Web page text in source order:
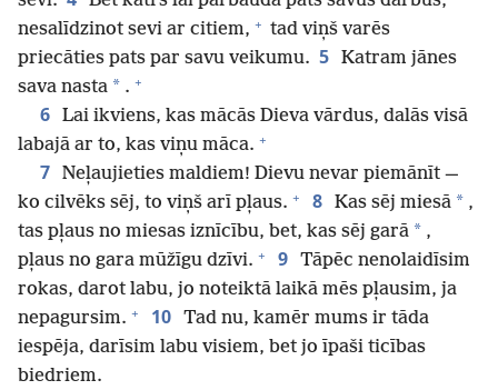
nesalīdzinot sevi ar citiem, + tad viņš varēs
priecāties pats par savu veikumu. 5 Katram jānes
sava nasta * . +
6 Lai ikviens, kas mācās Dieva vārdus, dalās visā
labajā ar to, kas viņu māca. +
7 Neļaujieties maldiem! Dievu nevar piemānīt —
ko cilvēks sēj, to viņš arī pļaus. + 8 Kas sēj miesā * ,
tas pļaus no miesas iznīcību, bet, kas sēj garā * ,
pļaus no gara mūžīgu dzīvi. + 9 Tāpēc nenolaidīsim
rokas, darot labu, jo noteiktā laikā mēs pļausim, ja
nepagursim. + 10 Tad nu, kamēr mums ir tāda
iespēja, darīsim labu visiem, bet jo īpaši ticības
biedriem.